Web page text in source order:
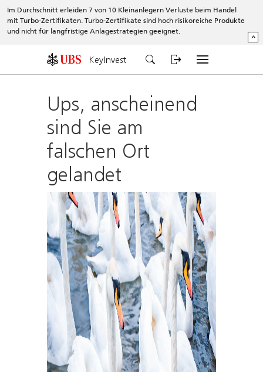
Im Durchschnitt erleiden 7 von 10 Kleinanlegern Verluste beim Handel
mit Turbo-Zertifikaten. Turbo-Zertifikate sind hoch risikoreiche Produkte
und nicht für langfristige Anlagestrategien geeignet.
^
KeyInvest
Ups, anscheinend
sind Sie am
falschen Ort
gelandet